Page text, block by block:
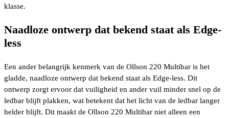
klasse.
Naadloze ontwerp dat bekend staat als Edge-
less
Een ander belangrijk kenmerk van de Ollson 220 Multibar is het
gladde, naadloze ontwerp dat bekend staat als Edge-less. Dit
ontwerp zorgt ervoor dat vuiligheid en ander vuil minder snel op de
ledbar blijft plakken, wat betekent dat het licht van de ledbar langer
helder blijft. Dit maakt de Ollson 220 Multibar niet alleen een